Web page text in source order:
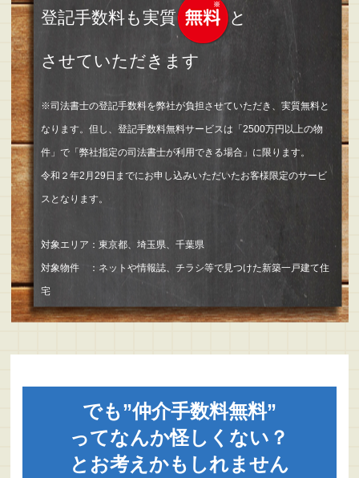
登記手数料も実質 と
させていただきます
※司法書士の登記手数料を弊社が負担させていただき、実質無料と
なります。但し、登記手数料無料サービスは「2500万円以上の物
件」で「弊社指定の司法書士が利用できる場合」に限ります。
令和２年2月29日までにお申し込みいただいたお客様限定のサービ
スとなります。
対象エリア：東京都、埼玉県、千葉県
対象物件 ：ネットや情報誌、チラシ等で見つけた新築一戸建て住
宅
でも”仲介手数料無料”
ってなんか怪しくない？
とお考えかもしれません